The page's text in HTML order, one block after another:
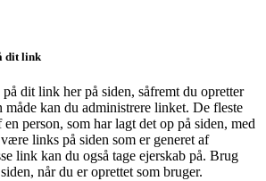
dit link
dit link her på siden, såfremt du opretter
måde kan du administrere linket. De fleste
person, som har lagt det op på siden, med
links på siden som er generet af
link kan du også tage ejerskab på. Brug
når du er oprettet som bruger.